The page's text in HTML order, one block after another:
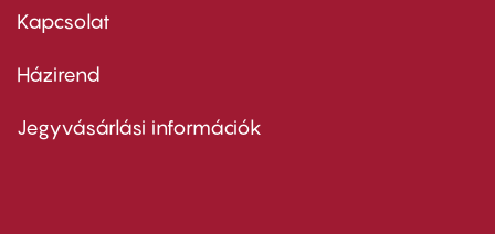
firstKapcsolat
Footer
second
Házirend
Jegyvásárlási információk